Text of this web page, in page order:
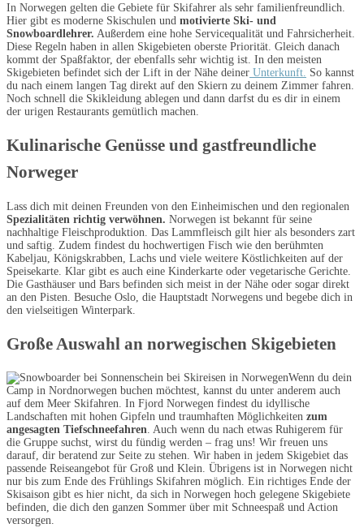
In Norwegen gelten die Gebiete für Skifahrer als sehr familienfreundlich.
Hier gibt es moderne Skischulen und motivierte Ski- und
Snowboardlehrer. Außerdem eine hohe Servicequalität und Fahrsicherheit.
Diese Regeln haben in allen Skigebieten oberste Priorität. Gleich danach
kommt der Spaßfaktor, der ebenfalls sehr wichtig ist. In den meisten
Skigebieten befindet sich der Lift in der Nähe deiner Unterkunft. So kannst
du nach einem langen Tag direkt auf den Skiern zu deinem Zimmer fahren.
Noch schnell die Skikleidung ablegen und dann darfst du es dir in einem
der urigen Restaurants gemütlich machen.
Kulinarische Genüsse und gastfreundliche
Norweger
Lass dich mit deinen Freunden von den Einheimischen und den regionalen
Spezialitäten richtig verwöhnen. Norwegen ist bekannt für seine
nachhaltige Fleischproduktion. Das Lammfleisch gilt hier als besonders zart
und saftig. Zudem findest du hochwertigen Fisch wie den berühmten
Kabeljau, Königskrabben, Lachs und viele weitere Köstlichkeiten auf der
Speisekarte. Klar gibt es auch eine Kinderkarte oder vegetarische Gerichte.
Die Gasthäuser und Bars befinden sich meist in der Nähe oder sogar direkt
an den Pisten. Besuche Oslo, die Hauptstadt Norwegens und begebe dich in
den vielseitigen Winterpark.
Große Auswahl an norwegischen Skigebieten
Wenn du dein
Camp in Nordnorwegen buchen möchtest, kannst du unter anderem auch
auf dem Meer Skifahren. In Fjord Norwegen findest du idyllische
Landschaften mit hohen Gipfeln und traumhaften Möglichkeiten zum
angesagten Tiefschneefahren. Auch wenn du nach etwas Ruhigerem für
die Gruppe suchst, wirst du fündig werden – frag uns! Wir freuen uns
darauf, dir beratend zur Seite zu stehen. Wir haben in jedem Skigebiet das
passende Reiseangebot für Groß und Klein. Übrigens ist in Norwegen nicht
nur bis zum Ende des Frühlings Skifahren möglich. Ein richtiges Ende der
Skisaison gibt es hier nicht, da sich in Norwegen hoch gelegene Skigebiete
befinden, die dich den ganzen Sommer über mit Schneespaß und Action
versorgen.